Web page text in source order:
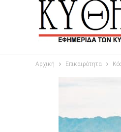
Αρχική Επικαιρότητα